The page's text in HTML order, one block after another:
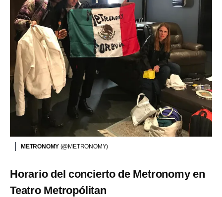
METRONOMY (@METRONOMY)
Horario del concierto de Metronomy en
Teatro Metropólitan